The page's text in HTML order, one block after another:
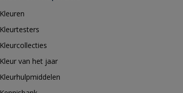
Kleuren
Kleurtesters
Kleurcollecties
Kleur van het jaar
Kleurhulpmiddelen